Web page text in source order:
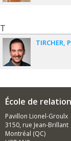
T
TIRCHER
École de
Pavillon Lionel-Groulx
3150, rue Jean-Brillant
Montréal (QC)